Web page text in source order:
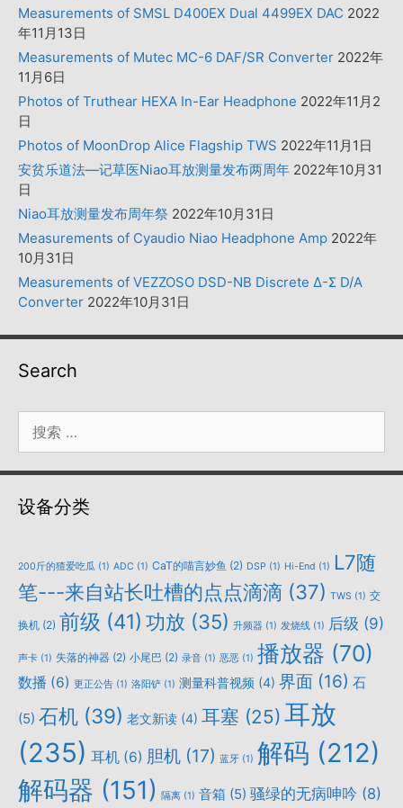
Measurements of SMSL D400EX Dual 4499EX DAC 2022
年11月13日
Measurements of Mutec MC-6 DAF/SR Converter 2022年
11月6日
Photos of Truthear HEXA In-Ear Headphone 2022年11月2
日
Photos of MoonDrop Alice Flagship TWS 2022年11月1日
安贫乐道法—记草医Niao耳放测量发布两周年 2022年10月31
日
Niao耳放测量发布周年祭 2022年10月31日
Measurements of Cyaudio Niao Headphone Amp 2022年
10月31日
Measurements of VEZZOSO DSD-NB Discrete Δ-Σ D/A
Converter 2022年10月31日
Search
索：
设备分类
200斤的猹爱吃瓜 (1) ADC (1) CaT的喵言妙鱼 (2) DSP (1) Hi-End (1) L7随
笔---来自站长吐槽的点点滴滴 (37) TWS (1) 交
换机 (2) 前级 (41) 功放 (35) 升频器 (1) 发烧线 (1) 后级 (9)
声卡 (1) 失落的神器 (2) 小尾巴 (2) 录音 (1) 恶恶 (1) 播放器 (70)
数播 (6) 更正公告 (1) 洛阳铲 (1) 测量科普视频 (4) 界面 (16) 石
(5) 石机 (39) 老文新读 (4) 耳塞 (25) 耳放
(235) 耳机 (6) 胆机 (17) 蓝牙 (1) 解码 (212)
解码器 (151) 隔离 (1) 音箱 (5) 骚绿的无病呻吟 (8)